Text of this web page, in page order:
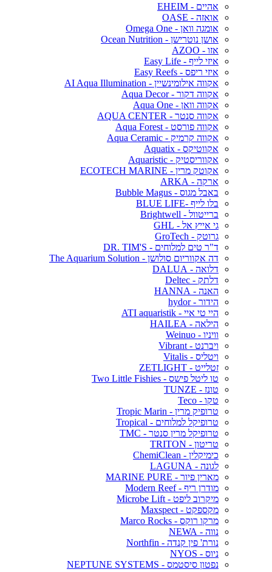
אהיים - EHEIM
אואזה - OASE
אומגה וואן - Omega One
אושן נוטרישן - Ocean Nutrition
אזו - AZOO
איזי לייף - Easy Life
איזי ריפס - Easy Reefs
אקווה אילומינשיין - AI Aqua Illumination
אקווה דקור - Aqua Decor
אקווה וואן - Aqua One
אקווה סנטר - AQUA CENTER
אקווה פורסט - Aqua Forest
אקווה קרמיק - Aqua Ceramic
אקווטיקס - Aquatix
אקווריסטיק - Aquaristic
אקוטק מרין - ECOTECH MARINE
ארקה - ARKA
באבל מגוס - Bubble Magus
בלו לייף -BLUE LIFE
ברייטוול - Brightwell
גי אייץ אל - GHL
גרוטק - GroTech
ד"ר טים למלוחים - DR. TIM'S
דה אקווריום סולושן - The Aquarium Solution
דלואה - DALUA
דלתק - Deltec
האנה - HANNA
הידור - hydor
היי טי איי - ATI aquaristik
הילאה - HAILEA
וויניו - Weinuo
ויברנט - Vibrant
ויטליס - Vitalis
זטלייט - ZETLIGHT
טו ליטל פישס - Two Little Fishies
טונז - TUNZE
טקו - Teco
טרופיק מרין - Tropic Marin
טרופיקל למלוחים - Tropical
טרופיקל מרין סנטר - TMC
טריטון - TRITON
כימיקלין - ChemiClean
לגונה - LAGUNA
מארין פיור - MARINE PURE
מודרן ריף - Modern Reef
מיקרוב ליפט - Microbe Lift
מקספקט - Maxspect
מרקו רוקס - Marco Rocks
נווה - NEWA
נורת' פין קנדה - Northfin
ניוס - NYOS
נפטון סיסטמס - NEPTUNE SYSTEMS